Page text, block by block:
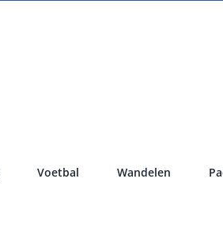
Voetbal Wandelen